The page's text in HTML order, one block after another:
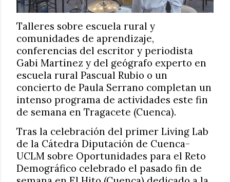
Talleres sobre escuela rural y
comunidades de aprendizaje,
conferencias del escritor y periodista
Gabi Martínez y del geógrafo experto en
escuela rural Pascual Rubio o un
concierto de Paula Serrano completan un
intenso programa de actividades este fin
de semana en Tragacete (Cuenca).
Tras la celebración del primer Living Lab
de la Cátedra Diputación de Cuenca-
UCLM sobre Oportunidades para el Reto
Demográfico celebrado el pasado fin de